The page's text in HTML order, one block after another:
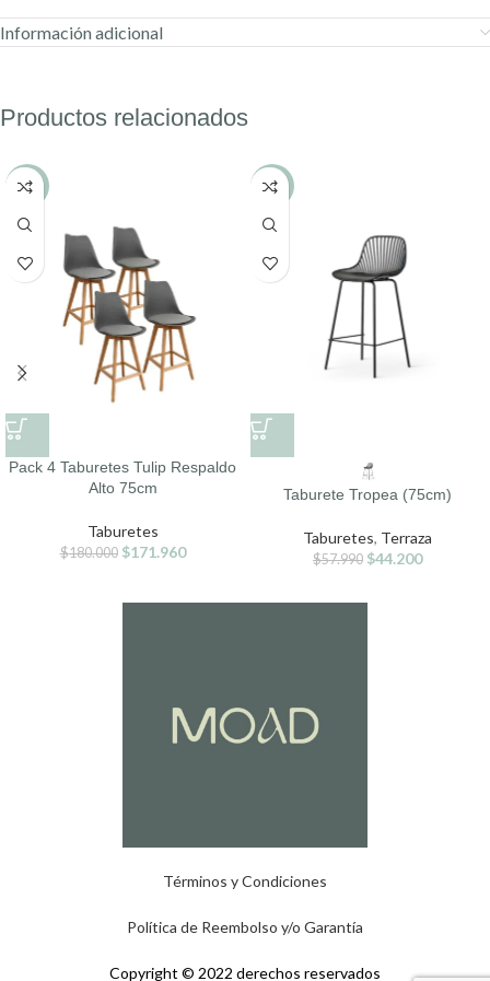
Información adicional
Productos relacionados
-4%
Pack 4 Taburetes Tulip Respaldo
Alto 75cm
Taburetes
$180.000 $171.960
-24%
Taburete Tropea (75cm)
Taburetes, Terraza
$57.990 $44.200
Términos y Condiciones
Política de Reembolso y/o Garantía
Copyright © 2022 derechos reservados